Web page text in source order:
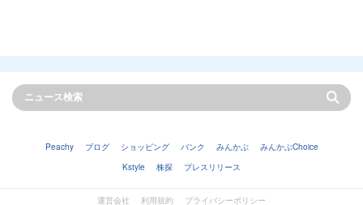
Peachy ブログ ショッピング バンク みんかぶ
みんかぶChoice
Kstyle
株探 プレスリリース
運営会社 利用規約 プライバシーポリシー